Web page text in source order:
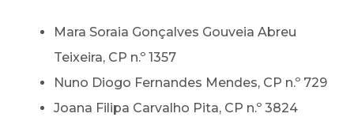
Mara Soraia Gonçalves Gouveia Abreu
Teixeira, CP n.º 1357
Nuno Diogo Fernandes Mendes, CP n.º 729
Joana Filipa Carvalho Pita, CP n.º 3824